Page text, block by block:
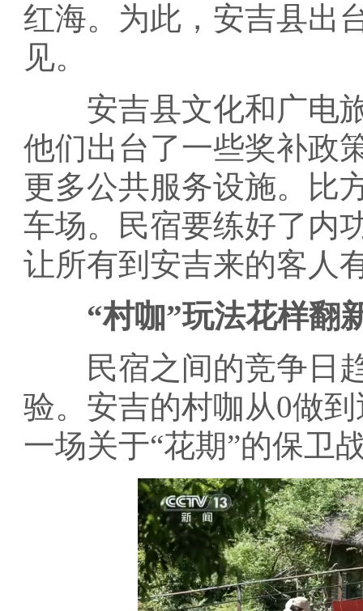
红海。为此，安吉县出
见。
安吉县文化和广电旅
他们出台了一些奖补政
更多公共服务设施。比
车场。民宿要练好了内
让所有到安吉来的客人
“村咖”玩法花样翻
民宿之间的竞争日趋
验。安吉的村咖从0做
一场关于“花期”的保卫